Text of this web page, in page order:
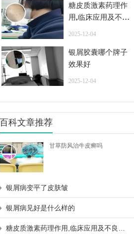
糖皮质激素药理作
用,临床应用及不良
2025-12-04
银屑胶囊哪个牌子
效果好
2025-12-04
百科文章推荐
甘草防风治牛皮癣吗
银屑病变平了皮肤皱
银屑病见好是什么样的